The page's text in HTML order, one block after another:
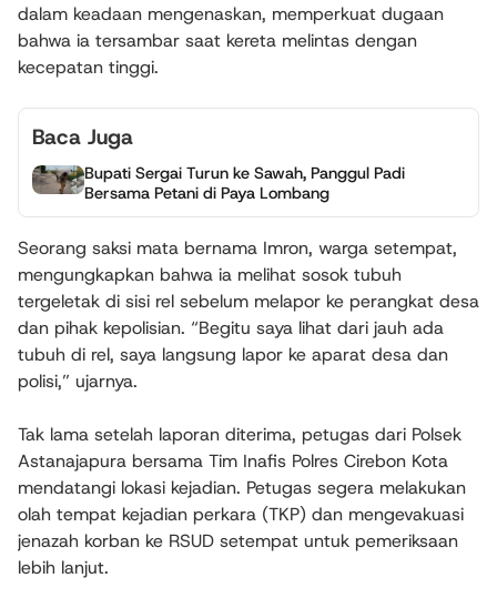
dalam keadaan mengenaskan, memperkuat dugaan
bahwa ia tersambar saat kereta melintas dengan
kecepatan tinggi.
Baca Juga
Bupati Sergai Turun ke Sawah, Panggul Padi
Bersama Petani di Paya Lombang
Seorang saksi mata bernama Imron, warga setempat,
mengungkapkan bahwa ia melihat sosok tubuh
tergeletak di sisi rel sebelum melapor ke perangkat desa
dan pihak kepolisian. “Begitu saya lihat dari jauh ada
tubuh di rel, saya langsung lapor ke aparat desa dan
polisi,” ujarnya.
Tak lama setelah laporan diterima, petugas dari Polsek
Astanajapura bersama Tim Inafis Polres Cirebon Kota
mendatangi lokasi kejadian. Petugas segera melakukan
olah tempat kejadian perkara (TKP) dan mengevakuasi
jenazah korban ke RSUD setempat untuk pemeriksaan
lebih lanjut.